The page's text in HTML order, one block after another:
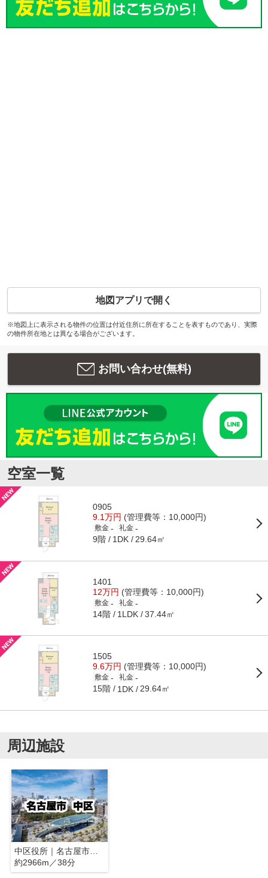
地図アプリで開く
※地図上に表示される物件の位置は付近住所に所在することを表すものであり、実際
の物件所在地とは異なる場合がございます。
お問い合わせ(無料)
空室一覧
0905
9.1万円 (管理費等：10,000円)
敷金 - 礼金 -
9階 1DK 29.64㎡
1401
12万円 (管理費等：10,000円)
敷金 - 礼金 -
14階 1LDK 37.44㎡
1505
9.6万円 (管理費等：10,000円)
敷金 - 礼金 -
15階 1DK 29.64㎡
周辺施設
中区役所｜名古屋市中区
約2966m／38分